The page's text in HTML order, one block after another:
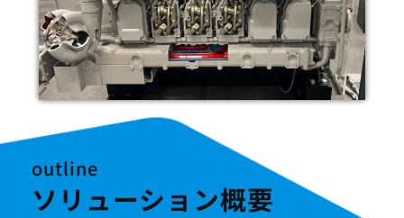
outline
ソリューション概要